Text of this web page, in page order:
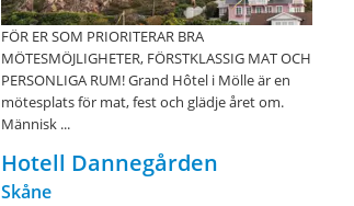
FÖR ER SOM PRIORITERAR BRA
MÖTESMÖJLIGHETER, FÖRSTKLASSIG MAT OCH
PERSONLIGA RUM! Grand Hôtel i Mölle är en
mötesplats för mat, fest och glädje året om.
Människ ...
Hotell Dannegården
Skåne